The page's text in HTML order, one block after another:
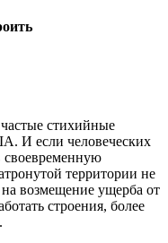
стихийные
И если человеческих
своевременную
территории не
возмещение ущерба от
строения, более